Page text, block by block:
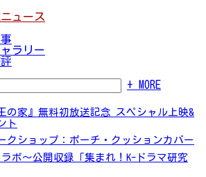
ュース
ラリー
+ MORE
の家』無料初放送記念 スペシャル上映&
ト
クショップ：ポーチ・クッションカバー
ボ～公開収録「集まれ！K-ドラマ研究